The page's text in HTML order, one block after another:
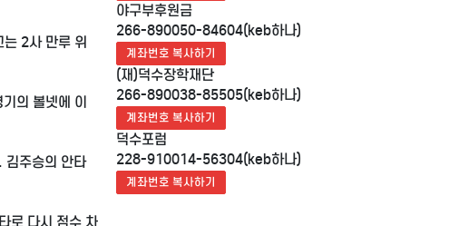
는 2사 만루 위
의 볼넷에 이
김주승의 안타
로 다시 점수 차
야구부후원금
266-890050-84604(keb하나)
계좌번호 복사하기
(재)덕수장학재단
266-890038-85505(keb하나)
계좌번호 복사하기
덕수포럼
228-910014-56304(keb하나)
계좌번호 복사하기